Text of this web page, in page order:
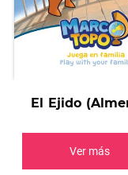
El Ejido
Ver más